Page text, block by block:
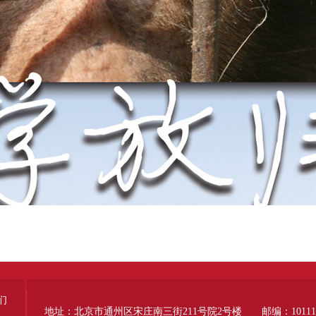
地址：北京市通州区宋庄南三街211号院2号楼 邮编：